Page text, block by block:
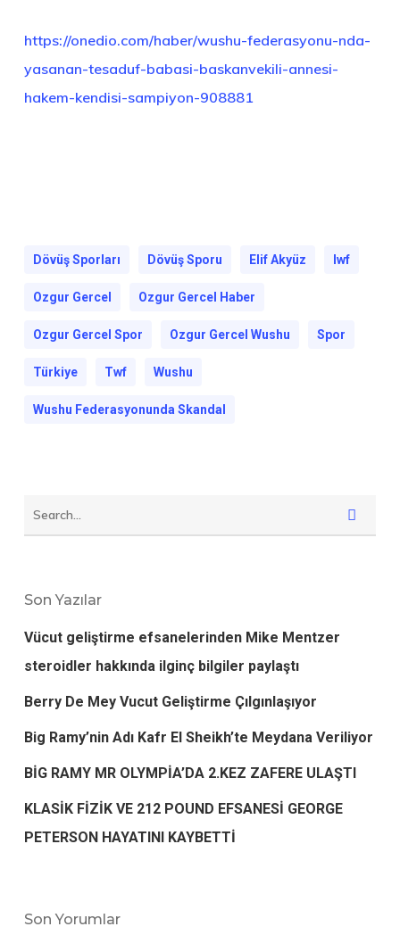
https://onedio.com/haber/wushu-federasyonu-nda-
yasanan-tesaduf-babasi-baskanvekili-annesi-
hakem-kendisi-sampiyon-908881
Dövüş Sporları Dövüş Sporu Elif Akyüz Iwf
Ozgur Gercel Ozgur Gercel Haber
Ozgur Gercel Spor Ozgur Gercel Wushu Spor
Türkiye Twf Wushu
Wushu Federasyonunda Skandal
Son Yazılar
Vücut geliştirme efsanelerinden Mike Mentzer
steroidler hakkında ilginç bilgiler paylaştı
Berry De Mey Vucut Geliştirme Çılgınlaşıyor
Big Ramy’nin Adı Kafr El Sheikh’te Meydana Veriliyor
BİG RAMY MR OLYMPİA’DA 2.KEZ ZAFERE ULAŞTI
KLASİK FİZİK VE 212 POUND EFSANESİ GEORGE
PETERSON HAYATINI KAYBETTİ
Son Yorumlar